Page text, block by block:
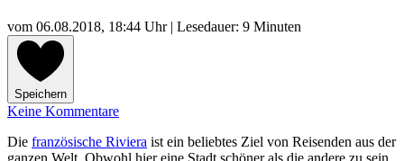
vom 06.08.2018, 18:44 Uhr| Lesedauer: 9 Minuten
Speichern
Keine Kommentare
Die französische Riviera ist ein beliebtes Ziel von Reisenden aus der
ganzen Welt. Obwohl hier eine Stadt schöner als die andere zu sein